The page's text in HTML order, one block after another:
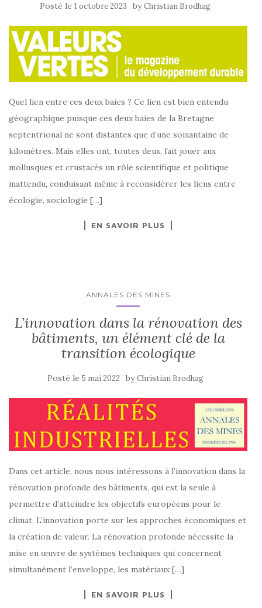
Posté le 1 octobre 2023 byChristian Brodhag
Quel lien entre ces deux baies ? Ce lien est bien entendu
géographique puisque ces deux baies de la Bretagne
septentrional ne sont distantes que d’une soixantaine de
kilomètres. Mais elles ont, toutes deux, fait jouer aux
mollusques et crustacés un rôle scientifique et politique
inattendu, conduisant même à reconsidérer les liens entre
écologie, sociologie […]
EN SAVOIR PLUS
ANNALES DES MINES
L’innovation dans la rénovation des
bâtiments, un élément clé de la
transition écologique
Posté le 5 mai 2022 byChristian Brodhag
Dans cet article, nous nous intéressons à l’innovation dans la
rénovation profonde des bâtiments, qui est la seule à
permettre d’atteindre les objectifs européens pour le
climat. L’innovation porte sur les approches économiques et
la création de valeur. La rénovation profonde nécessite la
mise en œuvre de systèmes techniques qui concernent
simultanément l’enveloppe, les matériaux […]
EN SAVOIR PLUS